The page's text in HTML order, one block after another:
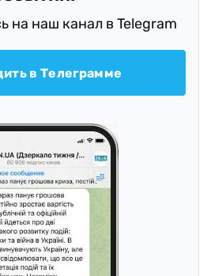
на наш канал в Telegram
в Телеграмме